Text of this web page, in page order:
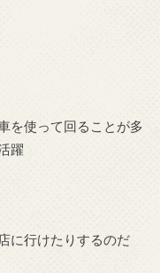
を使って回ることが多
躍
に行けたりするのだ